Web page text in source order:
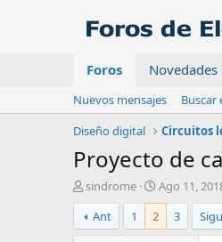
Foros Novedades
Nuevos mensajes
Buscar
Diseño digital
Proyecto de
A
u
t
o
sindrome
F
e
c
h
Ago 11,
Ant
1 2 3